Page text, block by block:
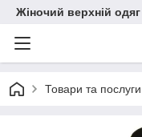
Жіночий верхній
Товари та послуги